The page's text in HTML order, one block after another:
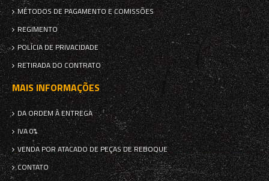
MÉTODOS DE PAGAMENTO E COMISSÕES
REGIMENTO
POLÍCIA DE PRIVACIDADE
RETIRADA DO CONTRATO
MAIS INFORMAÇÕES
DA ORDEM À ENTREGA
IVA 0%
VENDA POR ATACADO DE PEÇAS DE REBOQUE
CONTATO